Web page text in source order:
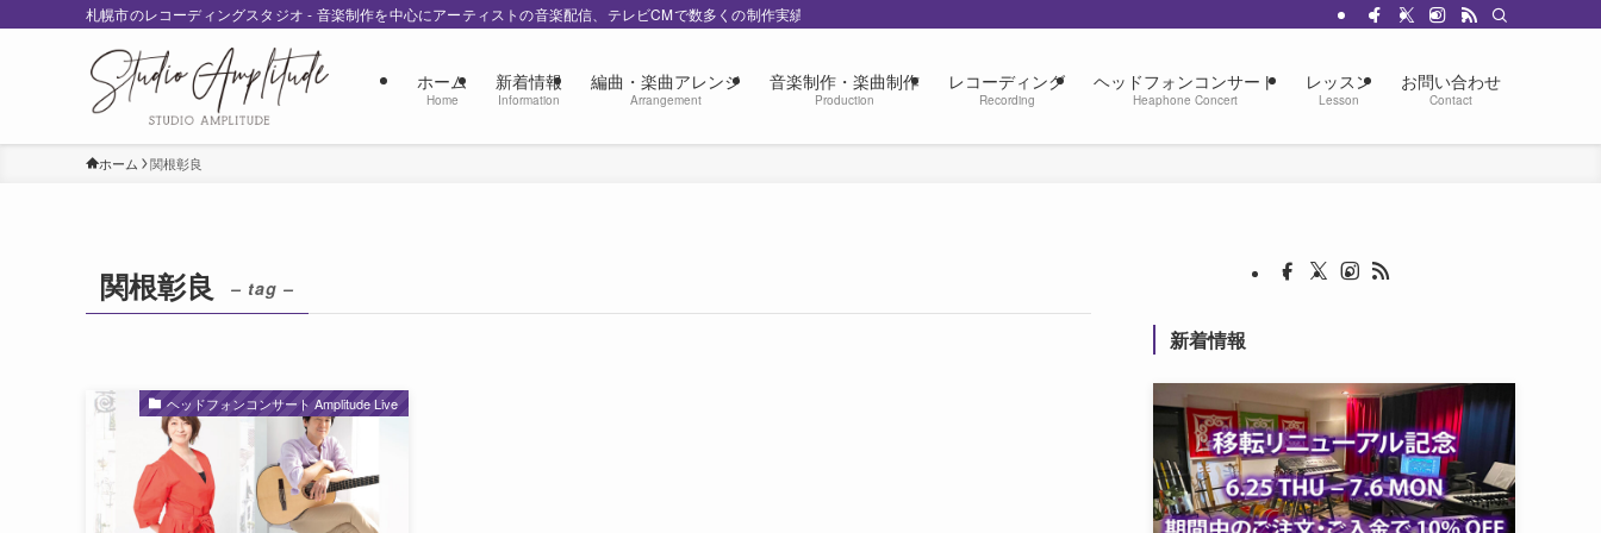
札幌市のレコーディングスタジオ - 音楽制作を中心にアーティストの音楽配信、テレビCMで数多くの制作実績
ホーム
Home
新着情報
Information
編曲・楽曲アレンジ
Arrangement
音楽制作・楽曲制作
Production
レコーディング
Recording
ヘッドフォンコンサート
Heaphone Concert
レッスン
Lesson
お問い合わせ
Contact
ホーム 関根彰良
関根彰良 – tag –
ヘッドフォンコンサート Amplitude Live
新着情報